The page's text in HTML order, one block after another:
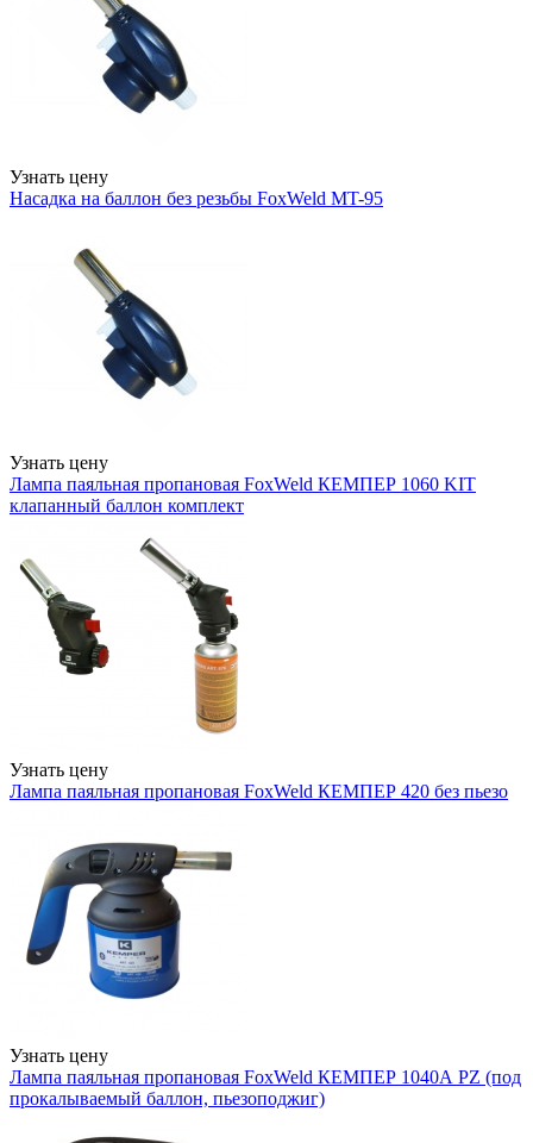
Узнать цену
Насадка на баллон без резьбы FoxWeld MT-95
Узнать цену
Лампа паяльная пропановая FoxWeld КЕМПЕР 1060 KIT
клапанный баллон комплект
Узнать цену
Лампа паяльная пропановая FoxWeld КЕМПЕР 420 без пьезо
Узнать цену
Лампа паяльная пропановая FoxWeld КЕМПЕР 1040А PZ (под
прокалываемый баллон, пьезоподжиг)